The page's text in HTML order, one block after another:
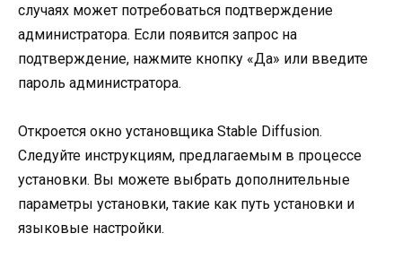
случаях может потребоваться подтверждение
администратора. Если появится запрос на
подтверждение, нажмите кнопку «Да» или введите
пароль администратора.
Откроется окно установщика Stable Diffusion.
Следуйте инструкциям, предлагаемым в процессе
установки. Вы можете выбрать дополнительные
параметры установки, такие как путь установки и
языковые настройки.